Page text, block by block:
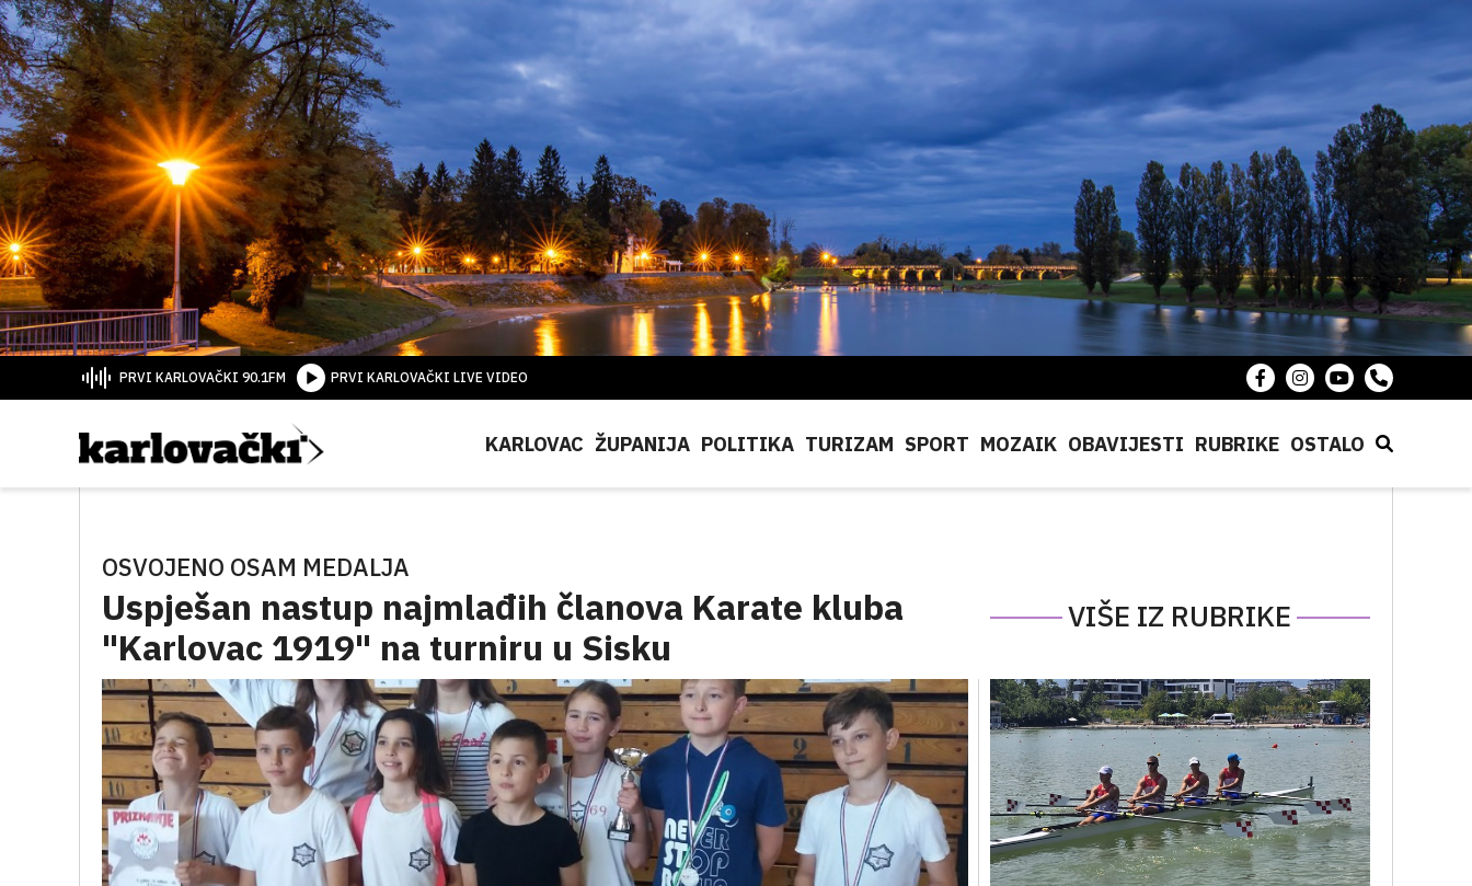
PRVI KARLOVAČKI 90.1FM PRVI KARLOVAČKI LIVE VIDEO
KARLOVAC ŽUPANIJA POLITIKA TURIZAM SPORT MOZAIK OBAVIJESTI RUBRIKE OSTALO
OSVOJENO OSAM MEDALJA
Uspješan nastup najmlađih članova Karate kluba
"Karlovac 1919" na turniru u Sisku
VIŠE IZ RUBRIKE